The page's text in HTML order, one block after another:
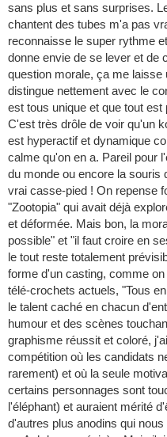
sans plus et sans surprises.
chantent des tubes m'a pas
reconnaisse le super rythme
donne envie de se lever et de
question morale, ça me
distingue nettement avec le
est tous unique et que tout
C'est très drôle de voir qu'un
est hyperactif et dynamique
calme qu'on en a. Pareil pour
du monde ou encore la souris
vrai casse-pied ! On repense
"Zootopia" qui avait déjà
et déformée. Mais bon, la
possible" et "il faut croire en
le tout reste totalement
forme d'un casting, comme
télé-crochets actuels, "Tous
le talent caché en chacun
humour et des scènes
graphisme réussit et coloré,
compétition où les candidats
rarement) et où la seule
certains personnages sont
l'éléphant) et auraient mérité
d'autres plus anodins qui